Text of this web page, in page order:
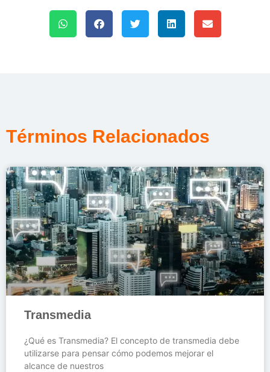
Términos Relacionados
Transmedia
¿Qué es Transmedia? El concepto de transmedia debe
utilizarse para pensar cómo podemos mejorar el
alcance de nuestros